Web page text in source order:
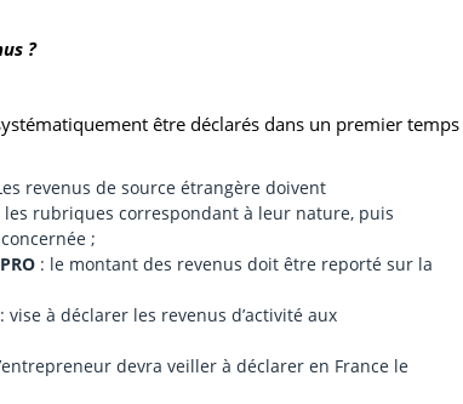
?
être déclarés dans un premier temps
revenus de source étrangère doivent
rubriques correspondant à leur nature, puis
;
: le montant des revenus doit être reporté sur la
: vise à déclarer les revenus d’activité aux
devra veiller à déclarer en France le